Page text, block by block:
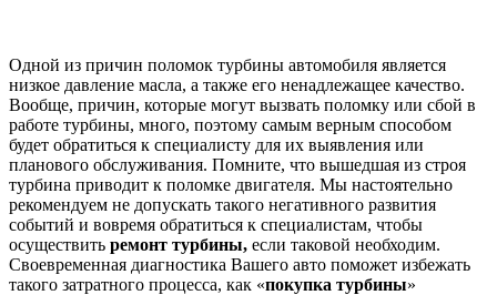
Одной из причин поломок турбины автомобиля является
низкое давление масла, а также его ненадлежащее качество.
Вообще, причин, которые могут вызвать поломку или сбой в
работе турбины, много, поэтому самым верным способом
будет обратиться к специалисту для их выявления или
планового обслуживания. Помните, что вышедшая из строя
турбина приводит к поломке двигателя. Мы настоятельно
рекомендуем не допускать такого негативного развития
событий и вовремя обратиться к специалистам, чтобы
осуществить ремонт турбины, если таковой необходим.
Своевременная диагностика Вашего авто поможет избежать
такого затратного процесса, как «покупка турбины»